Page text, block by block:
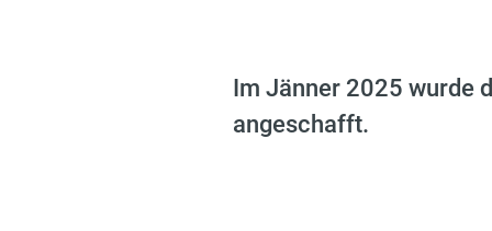
Im Jänner 2025 wurde
angeschafft.